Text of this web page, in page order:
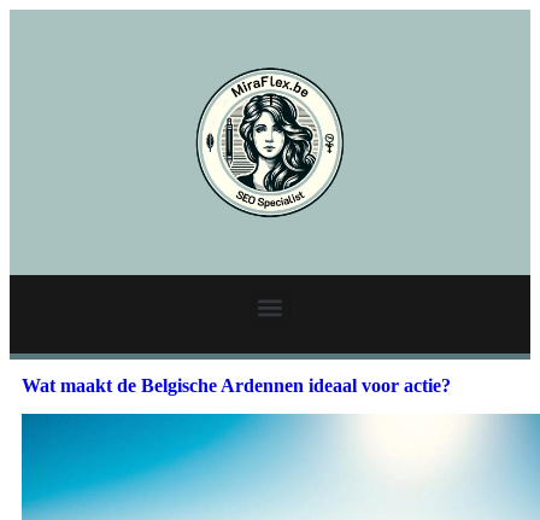
Wat maakt de Belgische Ardennen ideaal voor actie?